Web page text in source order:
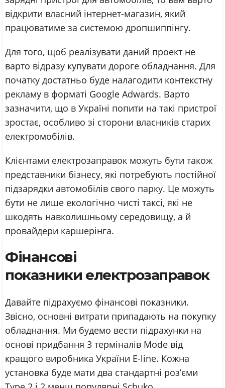
відкрити власний інтернет-магазин, який
працюватиме за системою дропшиппінгу.
Для того, щоб реалізувати даний проект не
варто відразу купувати дороге обладнання. Для
початку достатньо буде налагодити контекстну
рекламу в форматі Google Adwards. Варто
зазначити, що в Україні попити на такі пристрої
зростає, особливо зі сторони власників старих
електромобілів.
Клієнтами електрозаправок можуть бути також
представники бізнесу, які потребують постійної
підзарядки автомобілів свого парку. Це можуть
бути не лише екологічно чисті таксі, які не
шкодять навколишньому середовищу, а й
провайдери каршерінга.
Фінансові
показники електрозаправок
Давайте підрахуємо фінансові показники.
Звісно, основні витрати припадають на покупку
обладнання. Ми будемо вести підрахунки на
основі придбання 3 терміналів Mode від
кращого виробника України E-line. Кожна
установка буде мати два стандартні роз’єми